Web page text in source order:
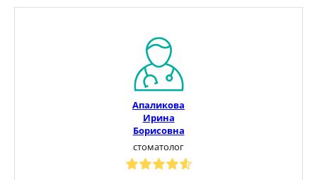
Апаликова
Ирина
Борисовна
стоматолог